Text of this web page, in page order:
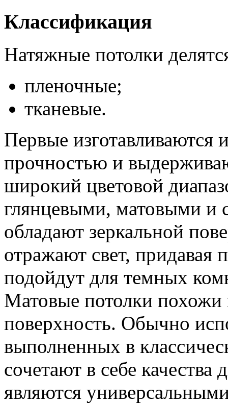
Классификация
Натяжные потолки
пленочные;
тканевые.
Первые
прочностью и
широкий цветовой
глянцевыми, матовыми и
обладают зеркальной
отражают свет,
подойдут для темных
Матовые потолки
поверхность. Обычно
выполненных в
сочетают в себе
являются